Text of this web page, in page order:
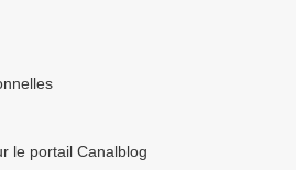
le portail Canalblog